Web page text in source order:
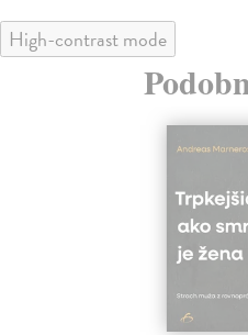
High-contrast mode